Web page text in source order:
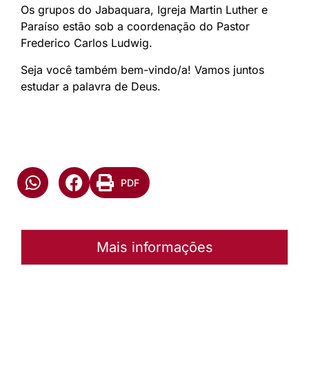
Os grupos do Jabaquara, Igreja Martin Luther e
Paraíso estão sob a coordenação do Pastor
Frederico Carlos Ludwig.
Seja você também bem-vindo/a! Vamos juntos
estudar a palavra de Deus.
PDF
Mais informações